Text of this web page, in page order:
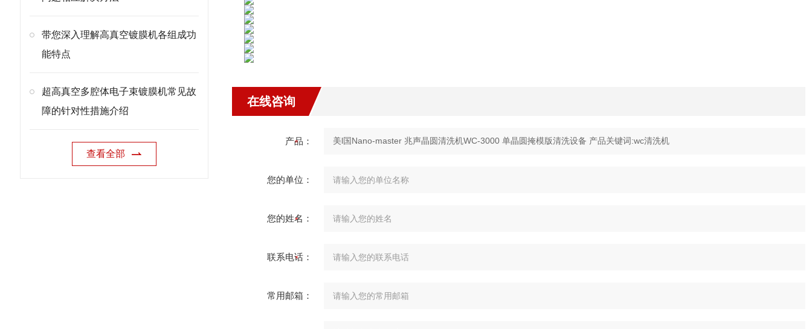
带您深入理解高真空镀膜机各组成功
能特点
超高真空多腔体电子束镀膜机常见故
障的针对性措施介绍
查看全部
在线咨询
产品：
您的单位：
您的姓名：
联系电话：
常用邮箱：